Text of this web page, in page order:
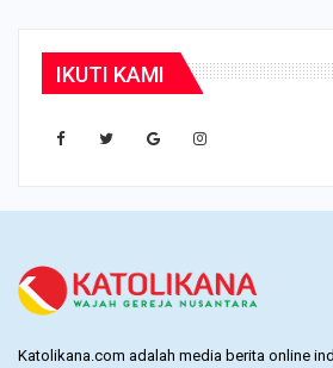
IKUTI KAMI
Katolikana.com adalah media berita online